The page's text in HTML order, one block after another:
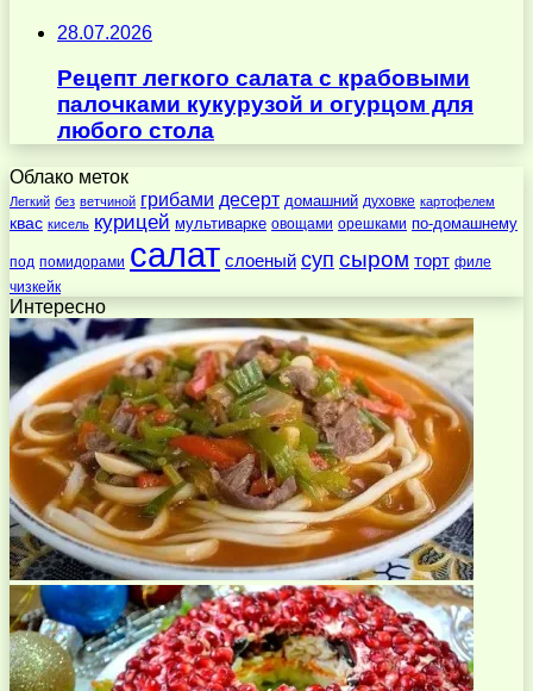
28.07.2026
Рецепт легкого салата с крабовыми
палочками кукурузой и огурцом для
любого стола
Облако меток
Легкий без ветчиной грибами десерт домашний духовке картофелем
квас кисель курицей мультиварке овощами орешками по-домашнему
под помидорами салат слоеный суп сыром торт филе
чизкейк
Интересно